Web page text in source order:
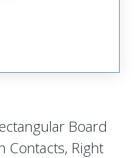
Board
Contacts, Right